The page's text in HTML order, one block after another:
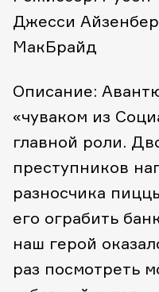
Джесси
МакБрайд
Описание:
«чуваком из
главной роли.
преступников
разносчика
его ограбить
наш герой
раз посмотреть